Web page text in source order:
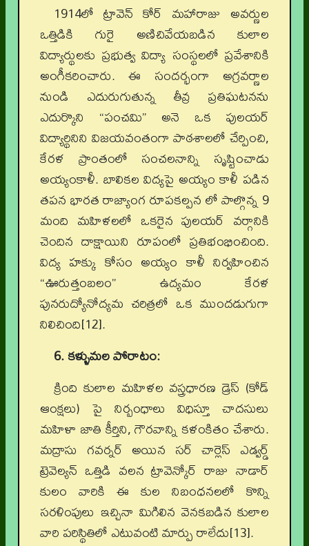
1914లో ట్రావెన్ కోర్ మహారాజు అవర్ణుల
ఒత్తిడికి గురై అణిచివేయబడిన కులాల
విద్యార్థులకు ప్రభుత్వ విద్యా సంస్థలలో ప్రవేశానికి
అంగీకరించారు. ఈ సందర్భంగా అగ్రవర్ణాల
నుండి ఎదురుగుతున్న తీవ్ర ప్రతిఘటనను
ఎదుర్కొని “పంచమి” అనె ఒక పులయర్
విద్యార్థినిని విజయవంతంగా పాఠశాలలో చేర్పించి,
కేరళ ప్రాంతంలో సంచలనాన్ని సృష్టించాడు
అయ్యంకాళీ. బాలికల విద్యపై అయ్యం కాళీ పడిన
తపన భారత రాజ్యాంగ రూపకల్పన లో పాల్గొన్న 9
మంది మహిళలలో ఒకరైన పులయర్ వర్గానికి
చెందిన దాక్షాయిని రూపంలో ప్రతిభంభించింది.
విద్య హక్కు కోసం అయ్యం కాళీ నిర్వహించిన
“ఊరుత్తంబలం” ఉద్యమం కేరళ
పునరుద్యోనోద్యమ చరిత్రలో ఒక ముందడుగుగా
నిలిచింది[12].
6. కళ్ళుమల పోరాటం:
క్రింది కులాల మహిళల వస్త్రధారణ డ్రెస్ (కోడ్
ఆంక్షలు) పై నిర్బంధాలు విధిస్తూ చాదసులు
మహిళా జాతి కీర్తిని, గౌరవాన్ని కళంకితం చేశారు.
మద్రాసు గవర్నర్ అయిన సర్ చార్లెస్ ఎడ్వర్డ్
ట్రెవెల్యన్ ఒత్తిడి వలన ట్రావెన్కోర్ రాజు నాడార్
కులం వారికి ఈ కుల నిబంధనలలో కొన్ని
సరళింపులు ఇచ్చినా మిగిలిన వెనకబడిన కులాల
వారి పరిస్థితిలో ఎటువంటి మార్పు రాలేదు[13].